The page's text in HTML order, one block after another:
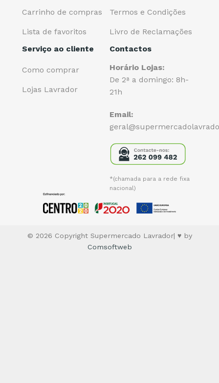
Carrinho de compras
Lista de favoritos
Termos e Condições
Livro de Reclamações
Serviço ao cliente
Como comprar
Lojas Lavrador
Contactos
Horário Lojas:
De 2ª a domingo: 8h-
21h
Email:
*(chamada para a rede fixa
nacional)
© 2026 Copyright Supermercado Lavrador| ♥ by
Comsoftweb